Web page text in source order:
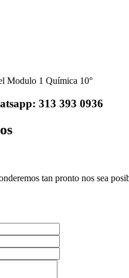
Modulo 1 Química 10°
313 393 0936
tan pronto nos sea